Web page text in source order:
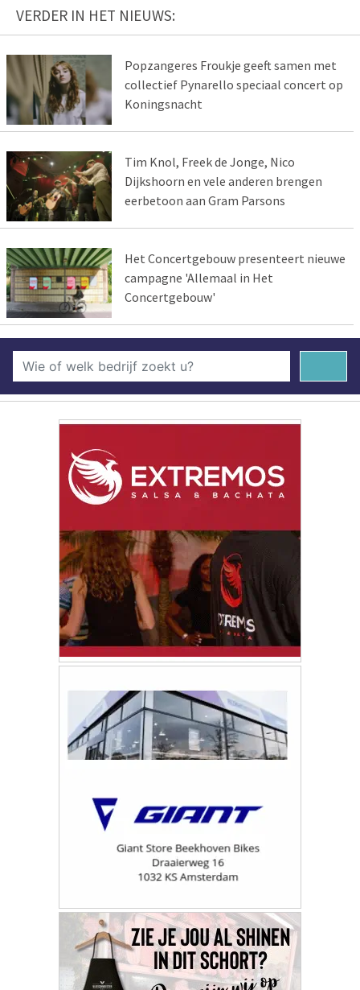
VERDER IN HET NIEUWS:
Popzangeres Froukje geeft samen met
collectief Pynarello speciaal concert op
Koningsnacht
Tim Knol, Freek de Jonge, Nico
Dijkshoorn en vele anderen brengen
eerbetoon aan Gram Parsons
Het Concertgebouw presenteert nieuwe
campagne 'Allemaal in Het
Concertgebouw'